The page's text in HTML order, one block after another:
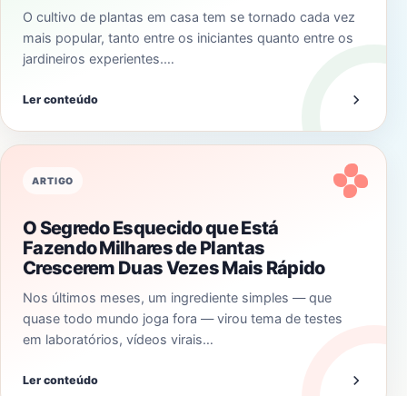
O cultivo de plantas em casa tem se tornado cada vez
mais popular, tanto entre os iniciantes quanto entre os
jardineiros experientes.…
Ler conteúdo
ARTIGO
O Segredo Esquecido que Está
Fazendo Milhares de Plantas
Crescerem Duas Vezes Mais Rápido
Nos últimos meses, um ingrediente simples — que
quase todo mundo joga fora — virou tema de testes
em laboratórios, vídeos virais…
Ler conteúdo